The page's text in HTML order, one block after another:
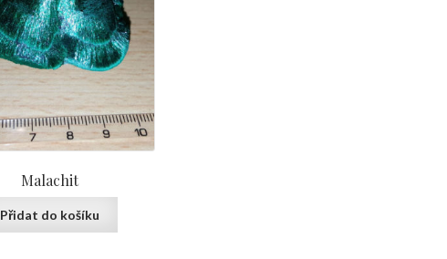
Malachit
Přidat do košíku